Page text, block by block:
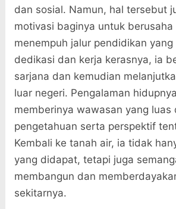
dan sosial. Namun, hal tersebut
motivasi baginya untuk berusaha
menempuh jalur pendidikan
dedikasi dan kerja kerasnya, ia
sarjana dan kemudian
luar negeri. Pengalaman
memberinya wawasan yang luas
pengetahuan serta perspektif
Kembali ke tanah air, ia tidak
yang didapat, tetapi juga
membangun dan
sekitarnya.